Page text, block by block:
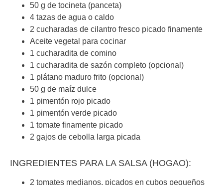
50 g de tocineta (panceta)
4 tazas de agua o caldo
2 cucharadas de cilantro fresco picado finamente
Aceite vegetal para cocinar
1 cucharadita de comino
1 cucharadita de sazón completo (opcional)
1 plátano maduro frito (opcional)
50 g de maíz dulce
1 pimentón rojo picado
1 pimentón verde picado
1 tomate finamente picado
2 gajos de cebolla larga picada
INGREDIENTES PARA LA SALSA (HOGAO):
2 tomates medianos, picados en cubos pequeños